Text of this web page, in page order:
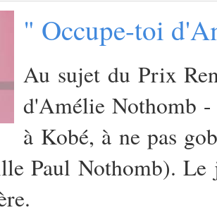
" Occupe-toi
Au sujet du Prix
d'Amélie Nothomb -
à Kobé, à ne pas
Paul Nothomb).